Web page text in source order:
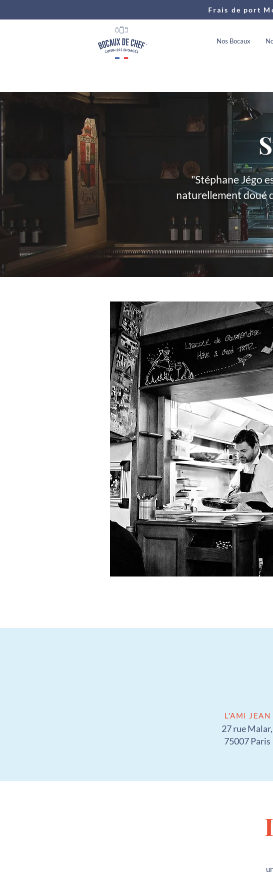
Frais de port
Nos Bocaux
"Stéphane Jégo
naturellement doué
L'AMI JEAN
27 rue Malar,
75007 Paris